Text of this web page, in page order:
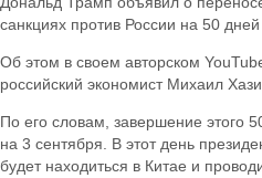
санкциях против России на 50 дней
Об этом в своем авторском
российский экономист Михаил
По его словам, завершение этого
на 3 сентября. В этот день
будет находиться в Китае и